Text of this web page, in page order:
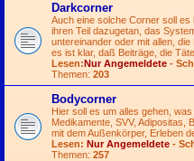
Darkcorner
Auch eine solche Corner soll
ihren Teil dazugetan, das
untereinander oder mit allen,
es ist klar, daß Beiträge, die
Lesen:Nur Angemeldete -
Themen: 203
Bodycorner
Hier soll es um alles gehen,
Medikamente, SVV, Adipositas,
mit dem Außenkörper, Erleben
Lesen: Nur Angemeldete -
Themen: 257